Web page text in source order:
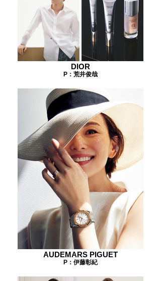
DIOR
P：荒井俊哉
AUDEMARS PIGUET
P：伊藤彰紀